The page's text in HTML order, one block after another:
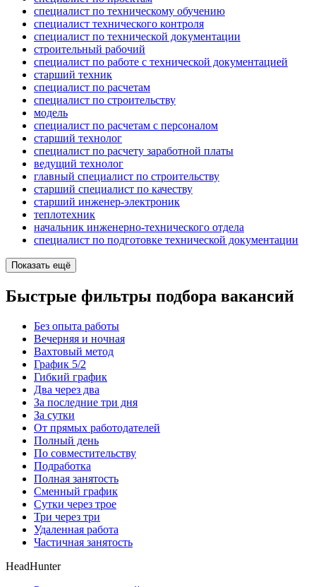
специалист по техническому обучению
специалист технического контроля
специалист по технической документации
строительный рабочий
специалист по работе с технической документацией
старший техник
специалист по расчетам
специалист по строительству
модель
специалист по расчетам с персоналом
старший технолог
специалист по расчету заработной платы
ведущий технолог
главный специалист по строительству
старший специалист по качеству
старший инженер-электроник
теплотехник
начальник инженерно-технического отдела
специалист по подготовке технической документации
Показать ещё
Быстрые фильтры подбора вакансий
Без опыта работы
Вечерняя и ночная
Вахтовый метод
График 5/2
Гибкий график
Два через два
За последние три дня
За сутки
От прямых работодателей
Полный день
По совместительству
Подработка
Полная занятость
Сменный график
Сутки через трое
Три через три
Удаленная работа
Частичная занятость
HeadHunter